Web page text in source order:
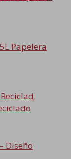
Papelera